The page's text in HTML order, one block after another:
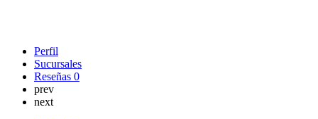
Perfil
Sucursales
Reseñas 0
prev
next